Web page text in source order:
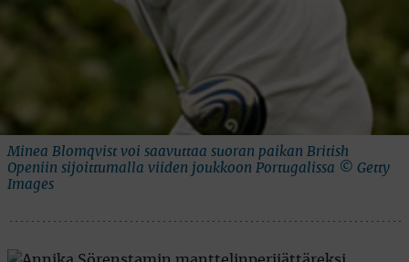
Minea Blomqvist voi saavuttaa suoran paikan British
Openiin sijoittumalla viiden joukkoon Portugalissa © Getty
Images